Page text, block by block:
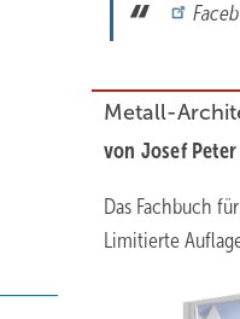
Metall-
von Josef
Das Fachbuch
Limitierte